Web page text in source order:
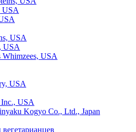
USA
USA
USA
Whimzees, USA
USA
Inc., USA
Kogyo Co., Ltd., Japan